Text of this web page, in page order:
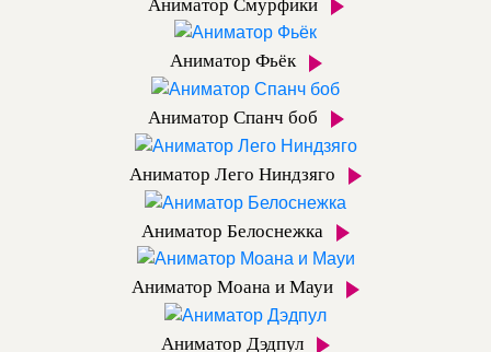
Аниматор Смурфики
Аниматор Фьёк
Аниматор Спанч боб
Аниматор Лего Ниндзяго
Аниматор Белоснежка
Аниматор Моана и Мауи
Аниматор Дэдпул